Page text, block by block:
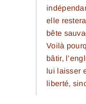
elle
bête
Voilà
bâtir,
lui laisser
liberté,